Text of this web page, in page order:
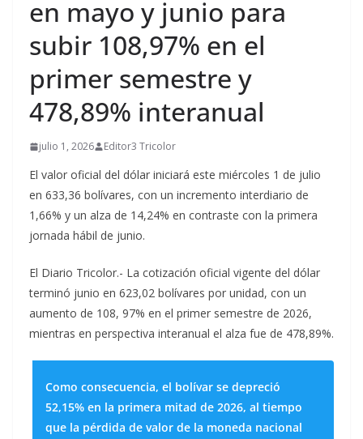
en mayo y junio para
subir 108,97% en el
primer semestre y
478,89% interanual
julio 1, 2026 Editor3 Tricolor
El valor oficial del dólar iniciará este miércoles 1 de julio
en 633,36 bolívares, con un incremento interdiario de
1,66% y un alza de 14,24% en contraste con la primera
jornada hábil de junio.
El Diario Tricolor.- La cotización oficial vigente del dólar
terminó junio en 623,02 bolívares por unidad, con un
aumento de 108, 97% en el primer semestre de 2026,
mientras en perspectiva interanual el alza fue de 478,89%.
Como consecuencia, el bolívar se depreció
52,15% en la primera mitad de 2026, al tiempo
que la pérdida de valor de la moneda nacional